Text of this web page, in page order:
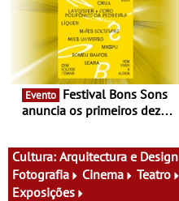
Evento
anuncia os primeiros dez
Cultura: Arquitectura e Design
Fotografia
Cinema Teatro
Exposições